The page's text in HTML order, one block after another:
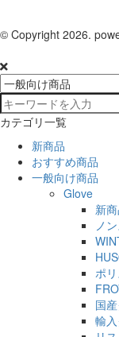
© Copyright 2026.
カテゴリ一覧
新商品
おすすめ商品
一般向け商品
Glove
新
ノ
ポ
国
輸